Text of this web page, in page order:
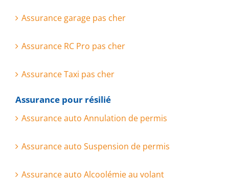
Assurance garage pas cher
Assurance RC Pro pas cher
Assurance Taxi pas cher
Assurance pour résilié
Assurance auto Annulation de permis
Assurance auto Suspension de permis
Assurance auto Alcoolémie au volant